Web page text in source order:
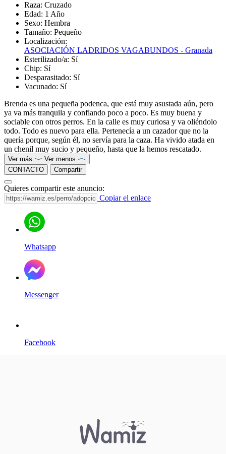
Raza: Cruzado
Edad: 1 Año
Sexo: Hembra
Tamaño: Pequeño
Localización:
ASOCIACIÓN LADRIDOS VAGABUNDOS - Granada
Esterilizado/a: Sí
Chip: Sí
Desparasitado: Sí
Vacunado: Sí
Brenda es una pequeña podenca, que está muy asustada aún, pero
ya va más tranquila y confiando poco a poco. Es muy buena y
sociable con otros perros. En la calle es muy curiosa y va oliéndolo
todo. Todo es nuevo para ella. Pertenecía a un cazador que no la
quería porque, según él, no servía para la caza. Ha vivido atada en
un chenil muy sucio y pequeño, hasta que la hemos rescatado.
Ver más
Ver menos
CONTACTO
Compartir
Quieres compartir este anuncio:
Copiar el enlace
Whatsapp
Messenger
Facebook